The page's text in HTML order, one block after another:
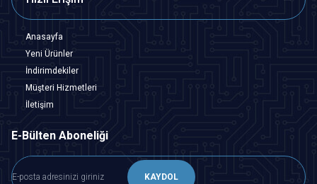
Anasayfa
Yeni Ürünler
İndirimdekiler
Müşteri Hizmetleri
İletişim
E-Bülten Aboneliği
KAYDOL